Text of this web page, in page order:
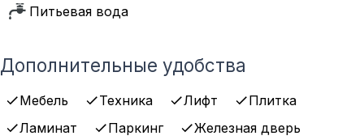
Питьевая вода
Дополнительные удобства
Мебель Техника Лифт
Плитка
Ламинат
Паркинг Железная дверь